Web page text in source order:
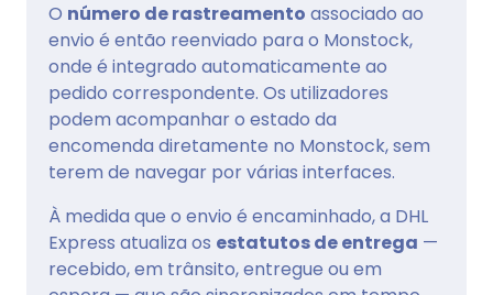
O número de rastreamento associado ao
envio é então reenviado para o Monstock,
onde é integrado automaticamente ao
pedido correspondente. Os utilizadores
podem acompanhar o estado da
encomenda diretamente no Monstock, sem
terem de navegar por várias interfaces.
À medida que o envio é encaminhado, a DHL
Express atualiza os estatutos de entrega —
recebido, em trânsito, entregue ou em